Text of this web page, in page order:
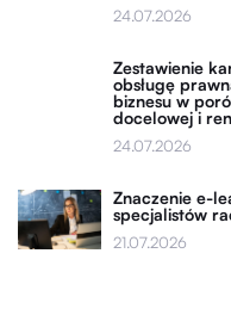
24.07.2026
Zestawienie
obsługę
biznesu w
docelowej i
24.07.2026
Znaczenie e-
specjalistów
21.07.2026